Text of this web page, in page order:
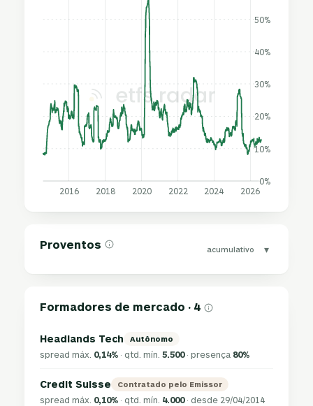
0%
10%
20%
30%
40%
50%
2016 2018 2020 2022 2024 2026
Proventos acumulativo ▾
Formadores de mercado · 4
Headlands Tech Autônomo
spread máx. 0,14% · qtd. mín.5.500· presença 80%
Credit Suisse Contratado pelo Emissor
spread máx. 0,10% · qtd. mín. 4.000· desde 29/04/2014